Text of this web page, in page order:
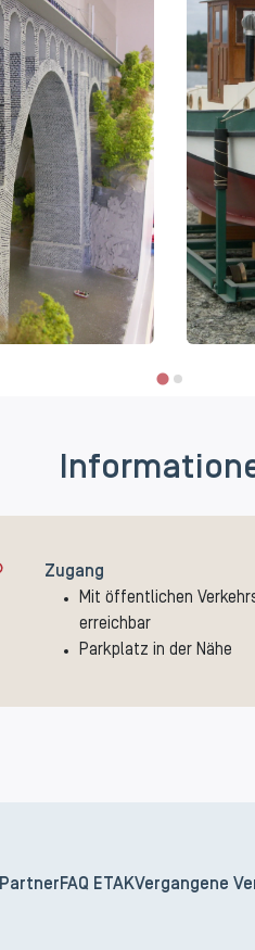
Zugang
Mit öffentlichen
erreichbar
Parkplatz in der Nähe
Partner FAQ ETAKVergangene